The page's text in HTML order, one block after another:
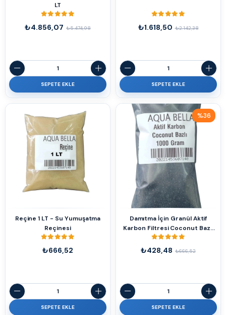
LT
₺4.856,07 ₺5.474,98
SEPETE EKLE
₺1.618,50 ₺2.142,38
SEPETE EKLE
Reçine 1 LT - Su Yumuşatma
Reçinesi
₺666,52
SEPETE EKLE
Damıtma İçin Granül Aktif
Karbon Filtresi Coconut Bazlı
1000 Gram
₺428,48 ₺666,52
%36
%36İndirim
SEPETE EKLE